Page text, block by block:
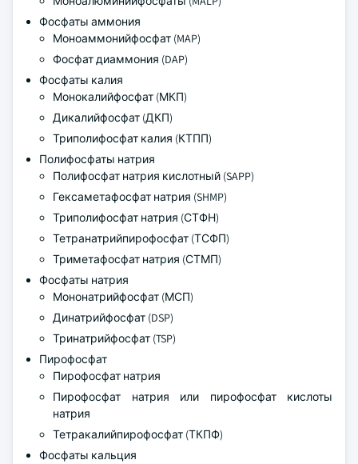
Фосфаты аммония
Моноаммонийфосфат (MAP)
Фосфат диаммония (DAP)
Фосфаты калия
Монокалийфосфат (МКП)
Дикалийфосфат (ДКП)
Триполифосфат калия (КТПП)
Полифосфаты натрия
Полифосфат натрия кислотный (SAPP)
Гексаметафосфат натрия (SHMP)
Триполифосфат натрия (СТФН)
Тетранатрийпирофосфат (ТСФП)
Триметафосфат натрия (СТМП)
Фосфаты натрия
Мононатрийфосфат (МСП)
Динатрийфосфат (DSP)
Тринатрийфосфат (TSP)
Пирофосфат
Пирофосфат натрия
Пирофосфат натрия или пирофосфат кислоты
натрия
Тетракалийпирофосфат (ТКПФ)
Фосфаты кальция